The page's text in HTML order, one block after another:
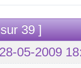
39 ]
28-05-2009